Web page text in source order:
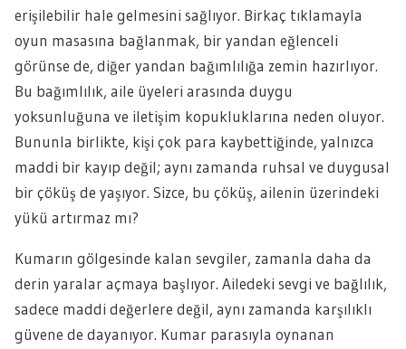
erişilebilir hale gelmesini sağlıyor. Birkaç tıklamayla
oyun masasına bağlanmak, bir yandan eğlenceli
görünse de, diğer yandan bağımlılığa zemin hazırlıyor.
Bu bağımlılık, aile üyeleri arasında duygu
yoksunluğuna ve iletişim kopukluklarına neden oluyor.
Bununla birlikte, kişi çok para kaybettiğinde, yalnızca
maddi bir kayıp değil; aynı zamanda ruhsal ve duygusal
bir çöküş de yaşıyor. Sizce, bu çöküş, ailenin üzerindeki
yükü artırmaz mı?
Kumarın gölgesinde kalan sevgiler, zamanla daha da
derin yaralar açmaya başlıyor. Ailedeki sevgi ve bağlılık,
sadece maddi değerlere değil, aynı zamanda karşılıklı
güvene de dayanıyor. Kumar parasıyla oynanan